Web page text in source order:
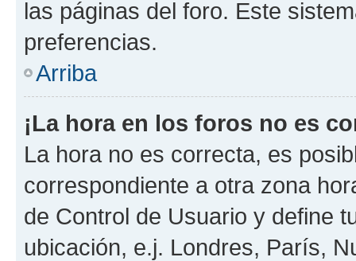
las páginas del foro. Este
preferencias.
Arriba
¡La hora en los foros no es
La hora no es correcta, es
correspondiente a otra zona
de Control de Usuario y define
ubicación, e.j. Londres, París,